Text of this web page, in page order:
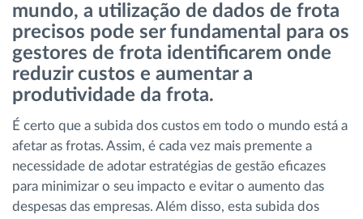
Gestão de Combustível
Planeamento e monitorização de rotas
Identificação automática de condutores
Ver todas as funcionalidades
mundo, a utilização de dados de frota
precisos pode ser fundamental para os
gestores de frota identificarem onde
reduzir custos e aumentar a
produtividade da frota.
É certo que a subida dos custos em todo o mundo está a
afetar as frotas. Assim, é cada vez mais premente a
necessidade de adotar estratégias de gestão eficazes
para minimizar o seu impacto e evitar o aumento das
despesas das empresas. Além disso, esta subida dos